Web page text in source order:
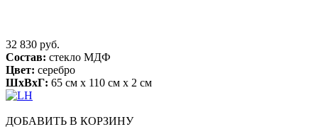
32 830 руб.
Состав: стекло МДФ
Цвет: серебро
ШхВхГ: 65 см x 110 см x 2 см
ДОБАВИТЬ В КОРЗИНУ